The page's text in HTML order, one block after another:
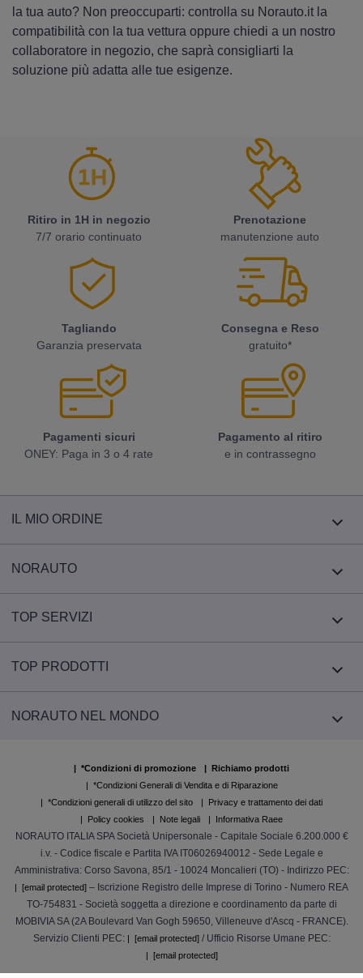
la tua auto? Non preoccuparti: controlla su Norauto.it la
compatibilità con la tua vettura oppure chiedi a un nostro
collaboratore in negozio, che saprà consigliarti la
soluzione più adatta alle tue esigenze.
IL MIO ORDINE
NORAUTO
TOP SERVIZI
TOP PRODOTTI
NORAUTO NEL MONDO
Ritiro in 1H in negozio
7/7 orario continuato
Prenotazione
manutenzione auto
Tagliando
Garanzia preservata
Consegna e Reso
gratuito*
Pagamenti sicuri
ONEY: Paga in 3 o 4 rate
Pagamento al ritiro
e in contrassegno
*Condizioni di promozione
Richiamo prodotti
*Condizioni Generali di Vendita e di Riparazione
*Condizioni generali di utilizzo del sito
Privacy e trattamento dei dati
Policy cookies
Note legali Informativa Raee
NORAUTO ITALIA SPA Società Unipersonale - Capitale Sociale 6.200.000 €
i.v. - Codice fiscale e Partita IVA IT06026940012 - Sede Legale e
Amministrativa: Corso Savona, 85/1 - 10024 Moncalieri (TO) - Indirizzo PEC:
[email protected] – Iscrizione Registro delle Imprese di Torino - Numero REA
TO-754831 - Società soggetta a direzione e coordinamento da parte di
MOBIVIA SA (2A Boulevard Van Gogh 59650, Villeneuve d'Ascq - FRANCE).
Servizio Clienti PEC:
[email protected]/ Ufficio Risorse Umane PEC:
[email protected]